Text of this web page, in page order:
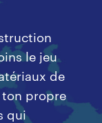
le jeu
de
propre
qui